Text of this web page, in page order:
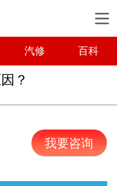
汽修 百科
？
我要咨询